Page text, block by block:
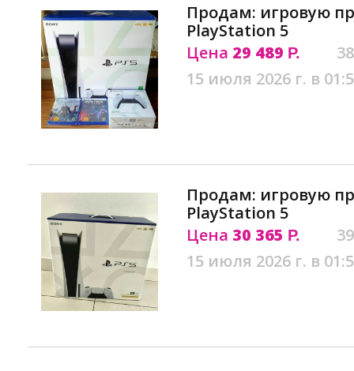
Продам: игровую
PlayStation 5
Цена 29 489 Р.
15 июля 2026 г. в
Продам: игровую
PlayStation 5
Цена 30 365 Р.
15 июля 2026 г. в